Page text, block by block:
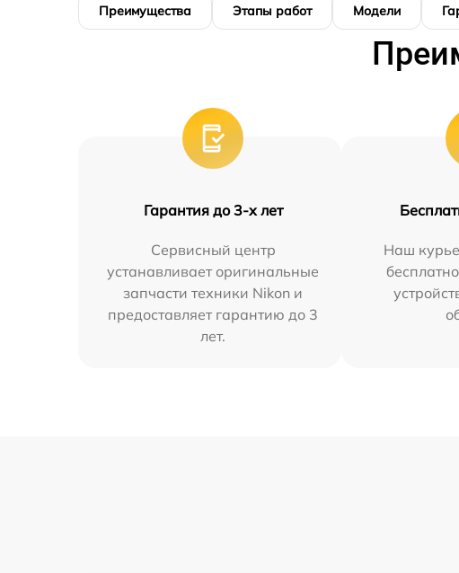
Преимущества Этапы работ Модели
Гарантия до 3-х лет
Сервисный центр
устанавливает оригинальные
запчасти техники Nikon и
предоставляет гарантию до 3
лет.
Наш